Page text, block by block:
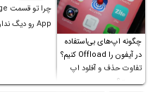
چگونه اپ‌های بی‌استفاده
در آیفون را Offload کنیم؟
تفاوت حذف و آفلود اپ
چیست؟
App رو دیگ نداره؟